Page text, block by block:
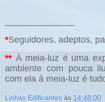
*Seguidores, adeptos,
** À meia-luz é uma
ambiente com pouca
com ela à meia-luz é
Linhas Edificantes às 14:48:00